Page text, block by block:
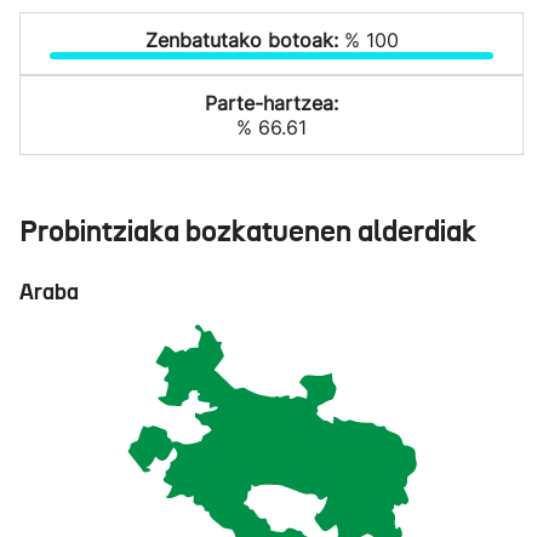
Zenbatutako botoak: % 100
Parte-hartzea:
% 66.61
Probintziaka bozkatuenen alderdiak
Araba